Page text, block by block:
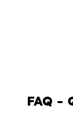
FAQ -